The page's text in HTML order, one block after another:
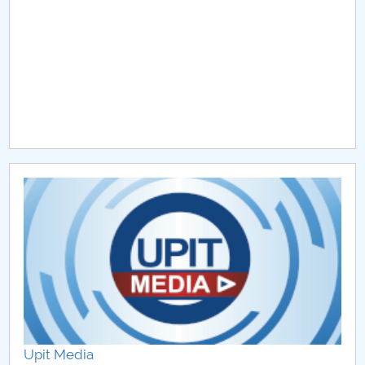
Chestionar angajabilitate ALUMNI – UPB
CAR2026
MENIU CANTINA
Poli AutoFest 2026 la Centrul Universitar Pitești –
spectacol auto, educație și inovație tehnologică
Upit Media